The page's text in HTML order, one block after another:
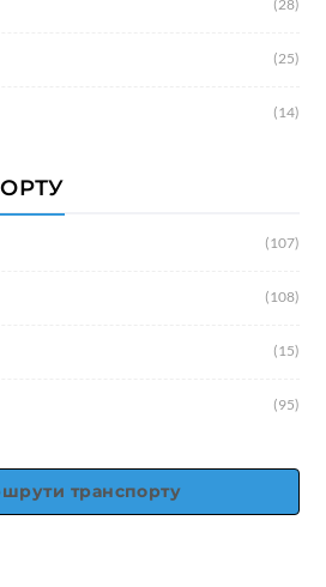
(28)
(25)
(14)
(107)
(108)
(15)
(95)
транспорту